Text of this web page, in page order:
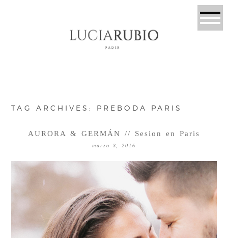
TAG ARCHIVES: PREBODA PARIS
AURORA & GERMÁN // Sesion en Paris
marzo 3, 2016